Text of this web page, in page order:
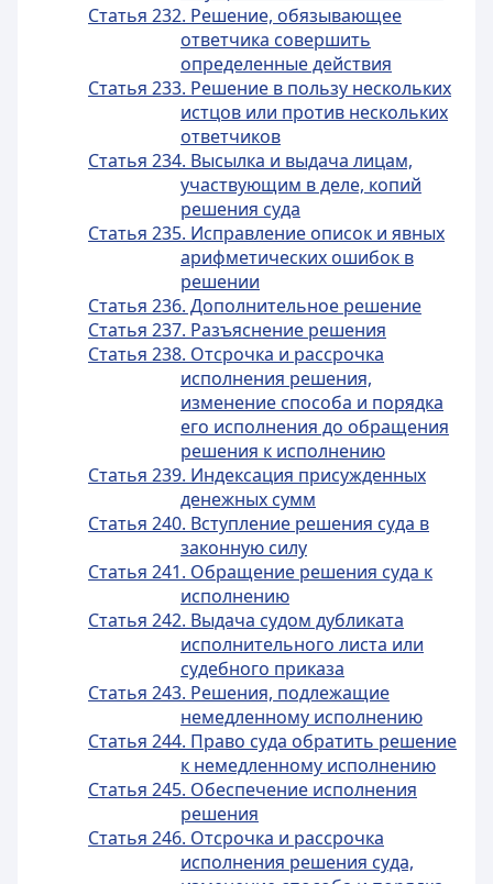
Статья 232. Решение, обязывающее
ответчика совершить
определенные действия
Статья 233. Решение в пользу нескольких
истцов или против нескольких
ответчиков
Статья 234. Высылка и выдача лицам,
участвующим в деле, копий
решения суда
Статья 235. Исправление описок и явных
арифметических ошибок в
решении
Статья 236. Дополнительное решение
Статья 237. Разъяснение решения
Статья 238. Отсрочка и рассрочка
исполнения решения,
изменение способа и порядка
его исполнения до обращения
решения к исполнению
Статья 239. Индексация присужденных
денежных сумм
Статья 240. Вступление решения суда в
законную силу
Статья 241. Обращение решения суда к
исполнению
Статья 242. Выдача судом дубликата
исполнительного листа или
судебного приказа
Статья 243. Решения, подлежащие
немедленному исполнению
Статья 244. Право суда обратить решение
к немедленному исполнению
Статья 245. Обеспечение исполнения
решения
Статья 246. Отсрочка и рассрочка
исполнения решения суда,